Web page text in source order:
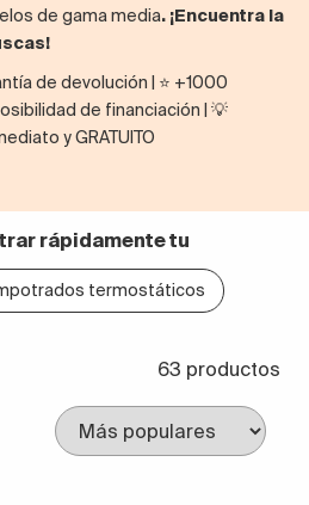
de gama media. ¡Encuentra la
de devolución | ⭐ +1000
de financiación | 💡
y GRATUITO
rápidamente tu
termostáticos
63 productos